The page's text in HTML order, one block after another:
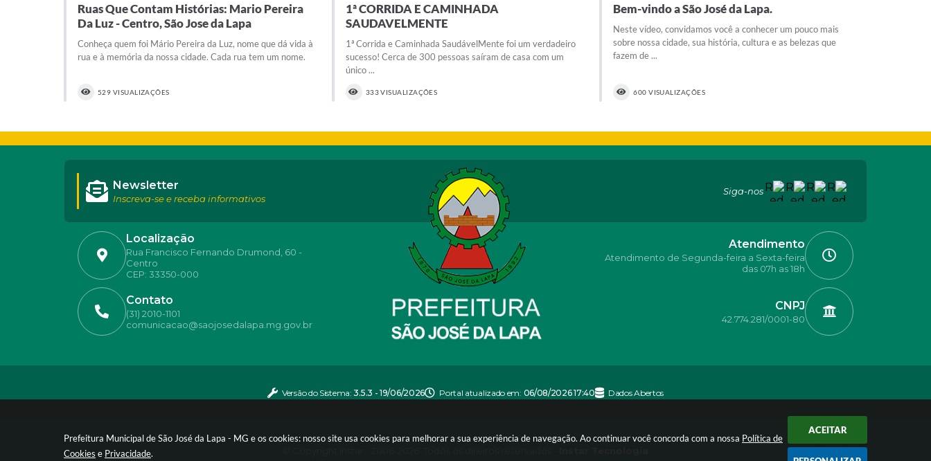
Prefeitura Municipal de São José da Lapa - MG e os cookies: nosso site usa cookies para melhorar a sua experiência de navegação. Ao continuar você concorda com a nossa Política de
Cookies e Privacidade.
ACEITAR
Ruas Que Contam Histórias: Mario Pereira
Da Luz - Centro, São Jose da Lapa
Conheça quem foi Mário Pereira da Luz, nome que dá vida à
rua e à memória da nossa cidade. Cada rua tem um nome.
529 VISUALIZAÇÕES
1ª CORRIDA E CAMINHADA
SAUDAVELMENTE
1ª Corrida e Caminhada SaudávelMente foi um verdadeiro
sucesso! Cerca de 300 pessoas saíram de casa com um
único ...
333 VISUALIZAÇÕES
Bem-vindo a São José da Lapa.
Neste vídeo, convidamos você a conhecer um pouco mais
sobre nossa cidade, sua história, cultura e as belezas que
fazem de ...
600 VISUALIZAÇÕES
Siga-nos
Localização
Rua Francisco Fernando Drumond, 60 -
Centro
CEP: 33350-000
Contato
(31) 2010-1101
comunicacao@saojosedalapa.mg.gov.br
Atendimento
Atendimento de Segunda-feira a Sexta-feira
das 07h as 18h
CNPJ
42.774.281/0001-80
Newsletter
Inscreva-se e receba informativos
Versão do Sistema:3.5.3 - 19/06/2026 Portal atualizado em: 06/08/2026 17:40 Dados Abertos